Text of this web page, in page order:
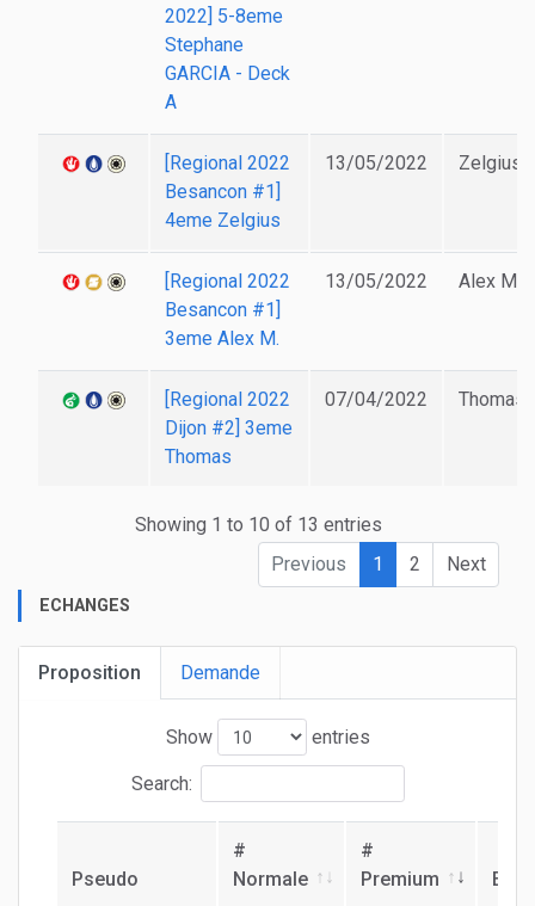
2022] 5-8eme
Stephane
GARCIA - Deck
A
[Regional 2022
Besancon #1]
4eme Zelgius
13/05/2022 Zelgius
[Regional 2022
Besancon #1]
3eme Alex M.
13/05/2022 Alex M.
[Regional 2022
Dijon #2] 3eme
Thomas
07/04/2022 Thomas
Showing 1 to 10 of 13 entries
Previous
1 2 Next
ECHANGES
Proposition Demande
Show entries
Search:
Pseudo
#
Normale
#
Premium